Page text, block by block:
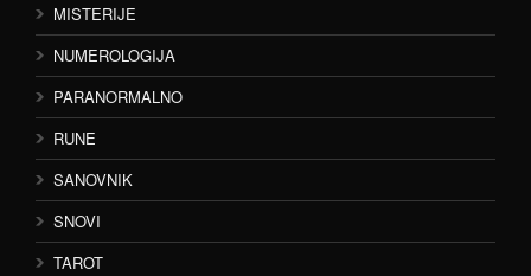
MISTERIJE
NUMEROLOGIJA
PARANORMALNO
RUNE
SANOVNIK
SNOVI
TAROT